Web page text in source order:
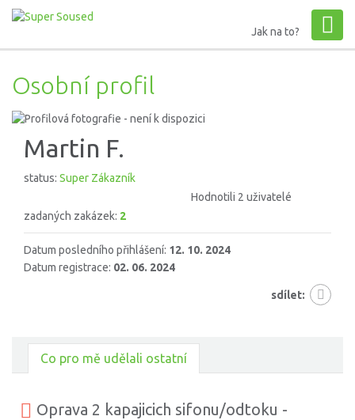
Jak na to?
Osobní profil
Martin F.
status: Super Zákazník
Hodnotili 2 uživatelé
zadaných zakázek: 2
Datum posledního přihlášení: 12. 10. 2024
Datum registrace: 02. 06. 2024
sdílet:
Co pro mě udělali ostatní
Oprava 2 kapajicich sifonu/odtoku -